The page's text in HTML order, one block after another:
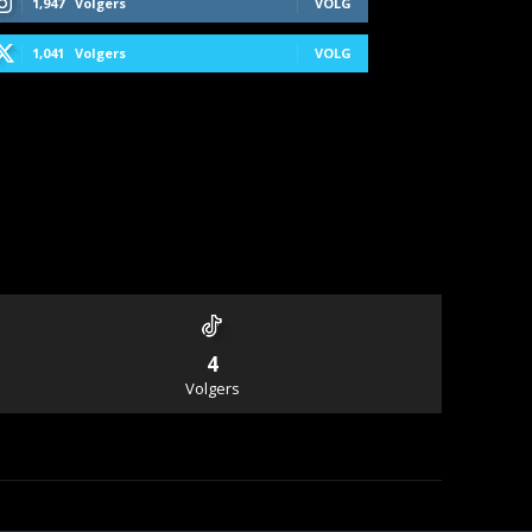
1,041 Volgers VOLG
4
Volgers